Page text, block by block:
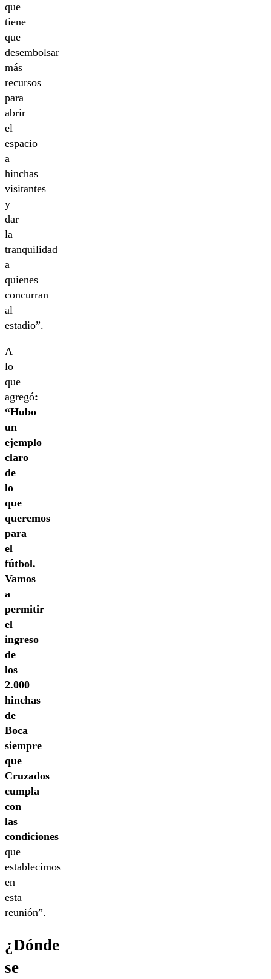
que
tiene
que
desembolsar
más
recursos
para
abrir
el
espacio
a
hinchas
visitantes
y
dar
la
tranquilidad
a
quienes
concurran
al
estadio”.
A
lo
que
agregó:
“Hubo
un
ejemplo
claro
de
lo
que
queremos
para
el
fútbol.
Vamos
a
permitir
el
ingreso
de
los
2.000
hinchas
de
Boca
siempre
que
Cruzados
cumpla
con
las
condiciones
que
establecimos
en
esta
reunión”.
¿Dónde
se